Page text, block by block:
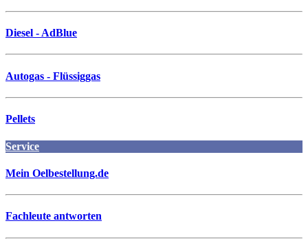
Diesel - AdBlue
Autogas - Flüssiggas
Pellets
Service
Mein Oelbestellung.de
Fachleute antworten